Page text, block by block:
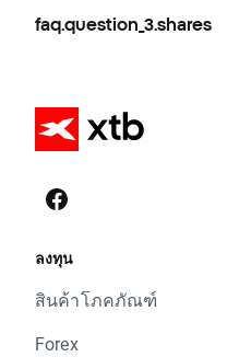
faq.question_3.shares
ลงทุน
สินค้าโภคภัณฑ์
Forex